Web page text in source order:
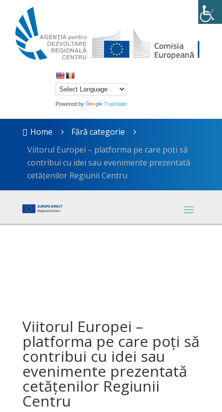
Powered by Translate
 Home 5 Fără categorie 5
Viitorul Europei – platforma pe care poți să
contribui cu idei sau evenimente prezentată
cetățenilor Regiunii Centru
Viitorul Europei –
platforma pe care poți să
contribui cu idei sau
evenimente prezentată
cetățenilor Regiunii
Centru